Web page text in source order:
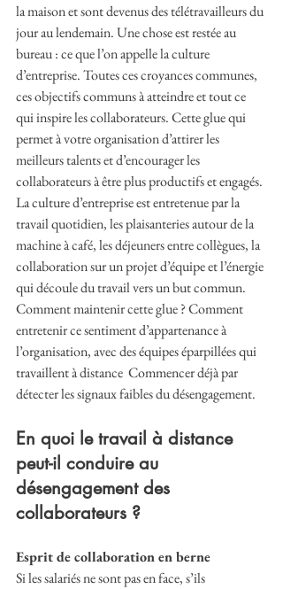
la maison et sont devenus des télétravailleurs du
jour au lendemain. Une chose est restée au
bureau : ce que l’on appelle la culture
d’entreprise. Toutes ces croyances communes,
ces objectifs communs à atteindre et tout ce
qui inspire les collaborateurs. Cette glue qui
permet à votre organisation d’attirer les
meilleurs talents et d’encourager les
collaborateurs à être plus productifs et engagés.
La culture d’entreprise est entretenue par la
travail quotidien, les plaisanteries autour de la
machine à café, les déjeuners entre collègues, la
collaboration sur un projet d’équipe et l’énergie
qui découle du travail vers un but commun.
Comment maintenir cette glue ? Comment
entretenir ce sentiment d’appartenance à
l’organisation, avec des équipes éparpillées qui
travaillent à distance  Commencer déjà par
détecter les signaux faibles du désengagement.
En quoi le travail à distance
peut-il conduire au
désengagement des
collaborateurs ?
Esprit de collaboration en berne
Si les salariés ne sont pas en face, s’ils